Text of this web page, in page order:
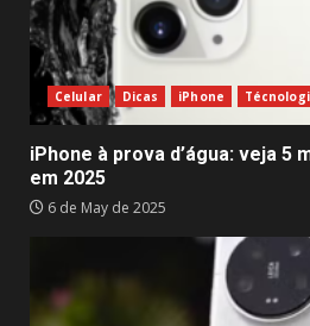
Celular Dicas iPhone
iPhone à prova d’água: veja 5
em 2025
6 de May de 2025